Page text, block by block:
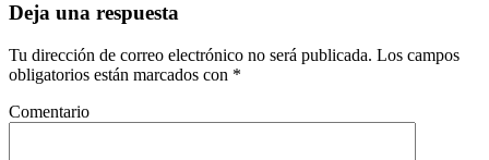
Deja una respuesta
Tu dirección de correo electrónico no será publicada. Los campos
obligatorios están marcados con *
Comentario